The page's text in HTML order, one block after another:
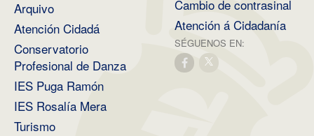
Arquivo
Atención Cidadá
Conservatorio
Profesional de Danza
IES Puga Ramón
IES Rosalía Mera
Turismo
Cambio de contrasinal
Atención á Cidadanía
SÉGUENOS EN: